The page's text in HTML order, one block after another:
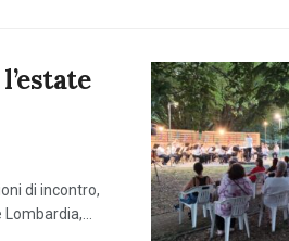
di incontro,